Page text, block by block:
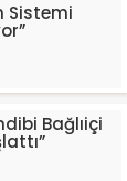
Sistemi
Bağlıiçi